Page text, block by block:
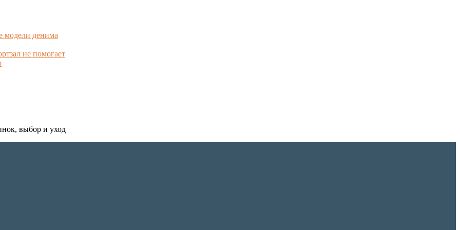
модели денима
не помогает
выбор и уход